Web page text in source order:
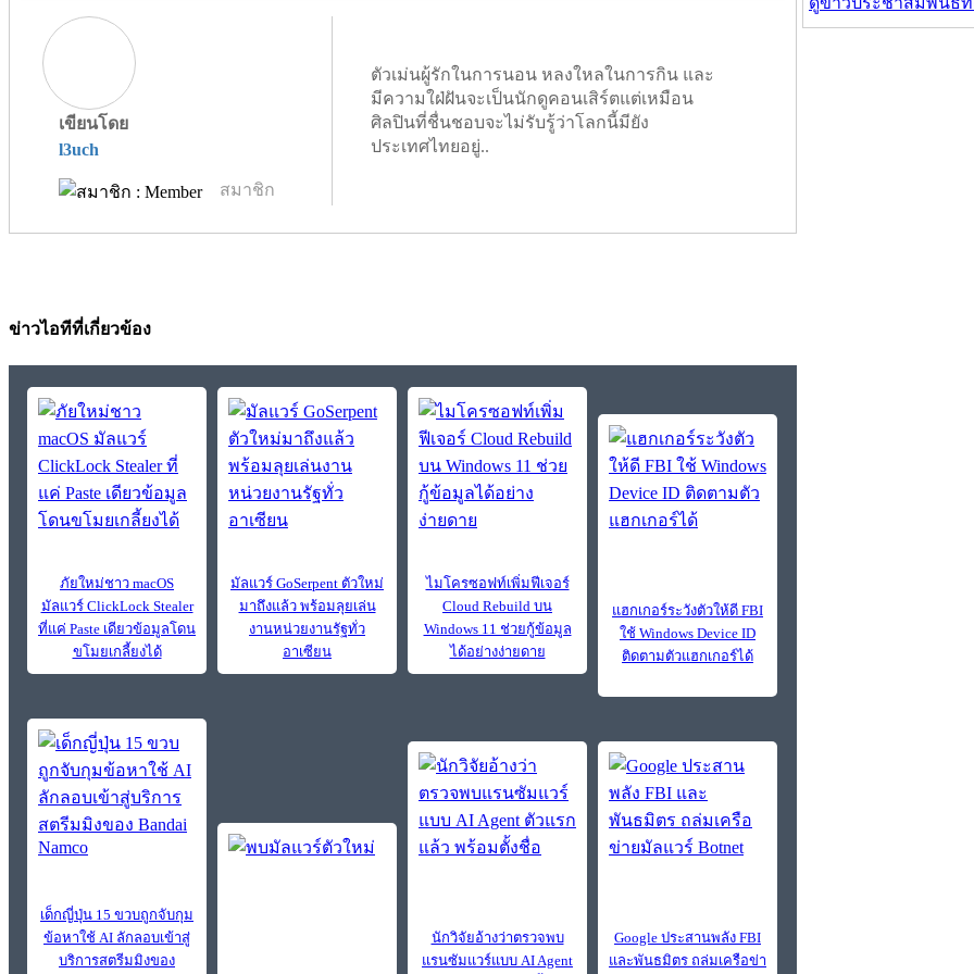
เขียนโดย
l3uch
สมาชิก
ตัวเม่นผู้รักในการนอน หลงใหลในการกิน และ
มีความใฝ่ฝันจะเป็นนักดูคอนเสิร์ตแต่เหมือน
ศิลปินที่ชื่นชอบจะไม่รับรู้ว่าโลกนี้มียัง
ประเทศไทยอยู่..
ข่าวไอทีที่เกี่ยวข้อง
ภัยใหม่ชาว macOS
มัลแวร์ ClickLock Stealer
ที่แค่ Paste เดียวข้อมูลโดน
ขโมยเกลี้ยงได้
มัลแวร์ GoSerpent ตัวใหม่
มาถึงแล้ว พร้อมลุยเล่น
งานหน่วยงานรัฐทั่ว
อาเซียน
ไมโครซอฟท์เพิ่มฟีเจอร์
Cloud Rebuild บน
Windows 11 ช่วยกู้ข้อมูล
ได้อย่างง่ายดาย
แฮกเกอร์ระวังตัวให้ดี FBI
ใช้ Windows Device ID
ติดตามตัวแฮกเกอร์ได้
เด็กญี่ปุ่น 15 ขวบถูกจับกุม
ข้อหาใช้ AI ลักลอบเข้าสู่
บริการสตรีมมิงของ
นักวิจัยอ้างว่าตรวจพบ
แรนซัมแวร์แบบ AI Agent
Google ประสานพลัง FBI
และพันธมิตร ถล่มเครือข่า